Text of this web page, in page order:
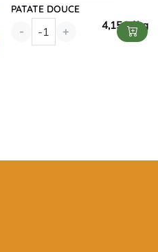
PATATE DOUCE
4,15€
- +